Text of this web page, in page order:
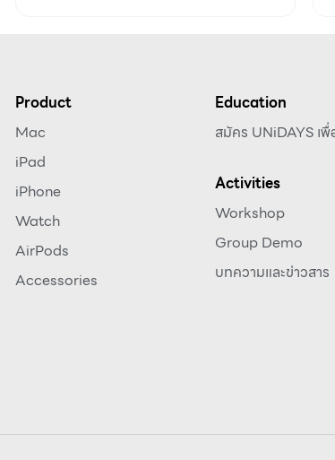
Product
Mac
iPad
iPhone
Watch
AirPods
Accessories
Education
สมัคร UNiDAYS เ
Activities
Workshop
Group Demo
บทความและข่าวสาร